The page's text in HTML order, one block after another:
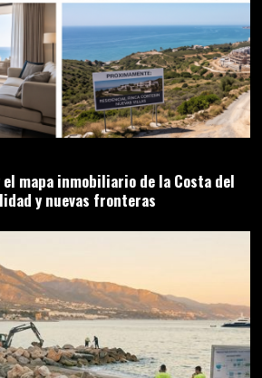
el mapa inmobiliario de la Costa del
y nuevas fronteras